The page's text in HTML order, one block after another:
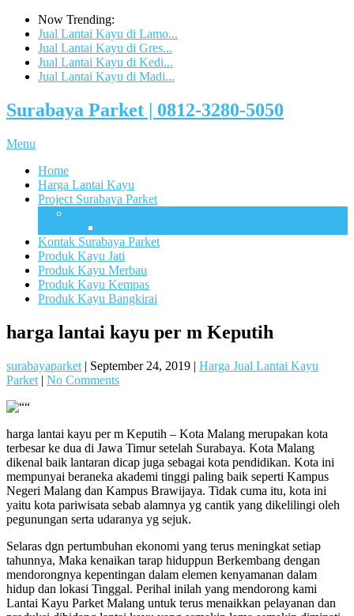
Now Trending:
Jual Lantai Kayu di Lamo...
Jual Lantai Kayu di Gres...
Jual Lantai Kayu di Kedi...
Jual Lantai Kayu di Madi...
Surabaya Parket | 0812-3280-5050
Menu
Home
Harga Lantai Kayu
Project Surabaya Parket
Kontak Surabaya Parket
Produk Kayu Jati
Produk Kayu Merbau
Produk Kayu Kempas
Produk Kayu Bangkirai
harga lantai kayu per m Keputih
surabayaparket | September 24, 2019 | Harga Jual Lantai Kayu
Parket | No Comments
harga lantai kayu per m Keputih – Kota Malang merupakan kota
terbesar ke dua di Jawa Timur setelah Surabaya. Kota Malang
dikenal baik lantaran dicap juga sebagai kota pendidikan. Kota ini
mempunyai beraneka akademi tinggi paling baik seperti Kampus
Negeri Malang dan Kampus Brawijaya. Tidak cuma itu, kota ini
yaitu kota pariwisata sebab alamnya yg cantik yang dikelilingi oleh
pegunungan serta udaranya yg sejuk.
Selaras dgn pertumbuhan ekonomi yang terus meningkat setiap
tahunnya, Maka kenaikan tarap hiduppun Berkembang dengan
mendorongnya kepentingan dalam elemen kenyamanan dalam
hidup dan lokasi Tinggal. Perihal inilah yang mendorong kami
Lantai Kayu Parket Malang untuk terus menaikkan pelayanan dan